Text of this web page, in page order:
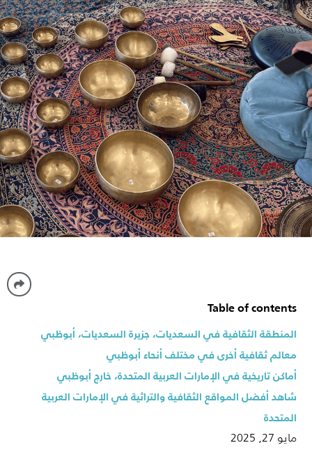
Table of contents
المنطقة الثقافية في السعديات، جزيرة السعديات، أبوظبي
معالم ثقافية أخرى في مختلف أنحاء أبوظبي
أماكن تاريخية في الإمارات العربية المتحدة، خارج أبوظبي
شاهد أفضل المواقع الثقافية والتراثية في الإمارات العربية
المتحدة
مايو 27, 2025